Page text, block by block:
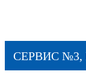
СЕРВИС